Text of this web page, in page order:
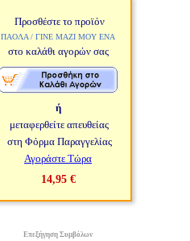
Προσθέστε το προϊόν
ΠΑΟΛΑ / ΓΙΝΕ ΜΑΖΙ ΜΟΥ ΕΝΑ
στο καλάθι αγορών σας
ή
μεταφερθείτε απευθείας
στη Φόρμα Παραγγελίας
Αγοράστε Τώρα
14,95 €
Επεξήγηση Συμβόλων